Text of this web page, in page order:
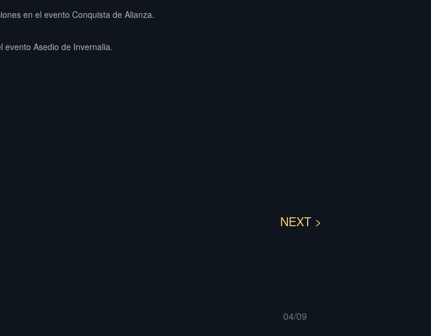
en el evento Conquista de Alianza.
evento Asedio de Invernalia.
NEXT >
04/09